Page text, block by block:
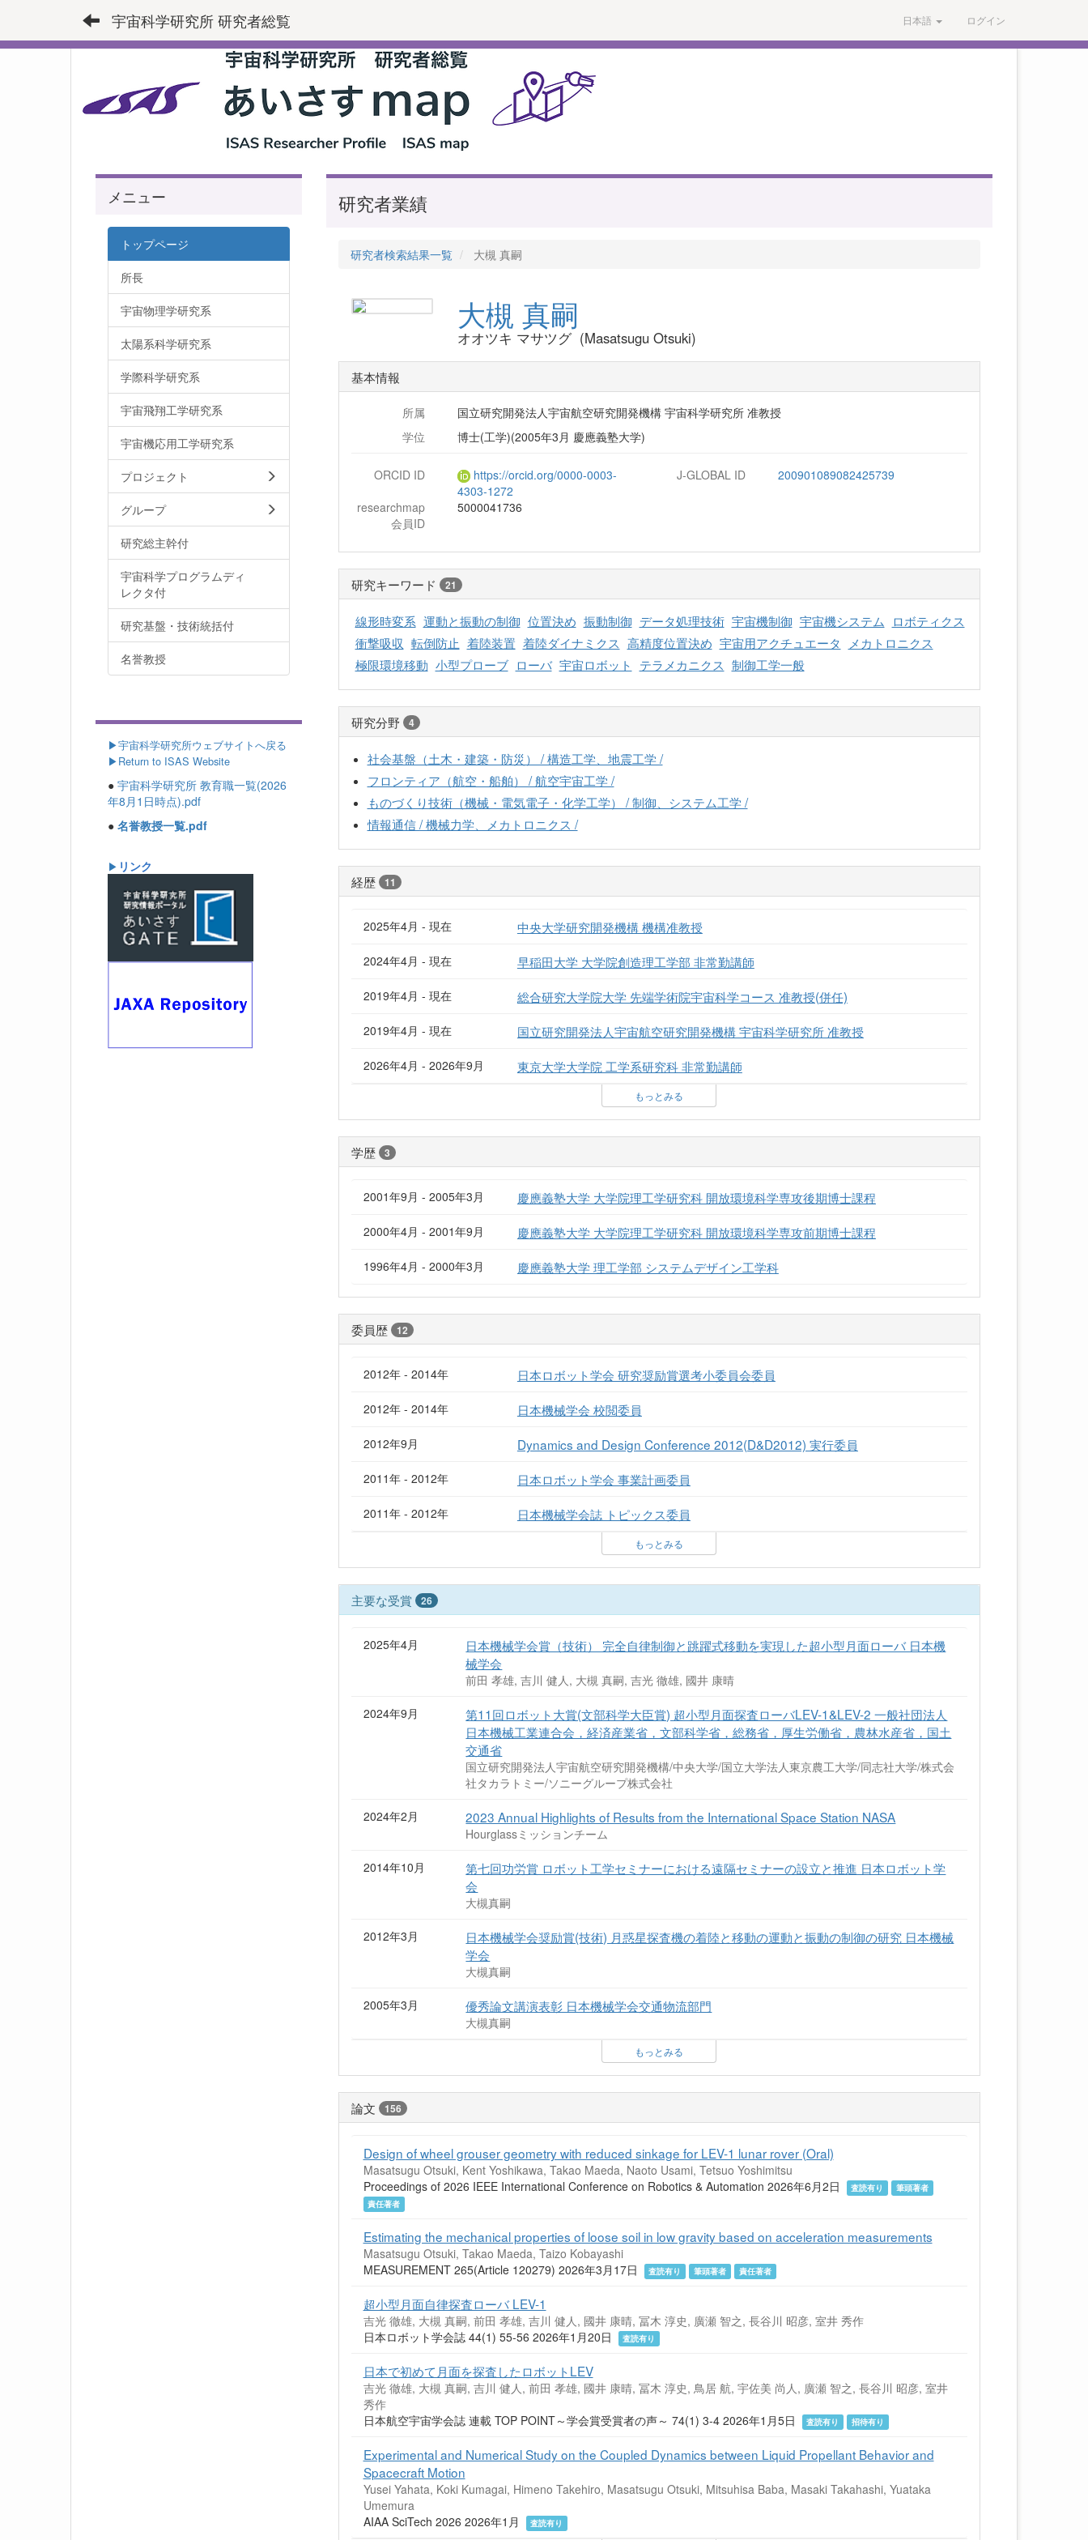
宇宙科学研究所 研究者総覧 日本語 ログイン
研究者業績
研究者検索結果一覧 大槻 真嗣
大槻 真嗣
オオツキ マサツグ (Masatsugu Otsuki)
基本情報
所属
国立研究開発法人宇宙航空研究開発機構 宇宙科学研究所 准教授
学位
博士(工学)(2005年3月 慶應義塾大学)
ORCID ID
https://orcid.org/0000-0003-
4303-1272
J-GLOBAL ID 200901089082425739
researchmap
会員ID
5000041736
研究キーワード 21
線形時変系 運動と振動の制御 位置決め 振動制御 データ処理技術 宇宙機制御 宇宙機システム ロボティクス
衝撃吸収 転倒防止 着陸装置 着陸ダイナミクス 高精度位置決め 宇宙用アクチュエータ
メカトロニクス
極限環境移動 小型プローブ ローバ 宇宙ロボット テラメカニクス 制御工学一般
研究分野 4
社会基盤（土木・建築・防災） / 構造工学、地震工学 /
フロンティア（航空・船舶） / 航空宇宙工学 /
ものづくり技術（機械・電気電子・化学工学） / 制御、システム工学 /
情報通信 / 機械力学、メカトロニクス /
経歴 11
2025年4月 - 現在 中央大学研究開発機構 機構准教授
2024年4月 - 現在 早稲田大学 大学院創造理工学部 非常勤講師
2019年4月 - 現在 総合研究大学院大学 先端学術院宇宙科学コース 准教授(併任)
2019年4月 - 現在 国立研究開発法人宇宙航空研究開発機構 宇宙科学研究所 准教授
2026年4月 - 2026年9月 東京大学大学院 工学系研究科 非常勤講師
もっとみる
学歴 3
2001年9月 - 2005年3月 慶應義塾大学 大学院理工学研究科 開放環境科学専攻後期博士課程
2000年4月 - 2001年9月 慶應義塾大学 大学院理工学研究科 開放環境科学専攻前期博士課程
1996年4月 - 2000年3月 慶應義塾大学 理工学部 システムデザイン工学科
委員歴 12
2012年 - 2014年 日本ロボット学会 研究奨励賞選考小委員会委員
2012年 - 2014年 日本機械学会 校閲委員
2012年9月 Dynamics and Design Conference 2012(D&D2012) 実行委員
2011年 - 2012年 日本ロボット学会 事業計画委員
2011年 - 2012年 日本機械学会誌 トピックス委員
もっとみる
主要な受賞 26
2025年4月
日本機械学会賞（技術） 完全自律制御と跳躍式移動を実現した超小型月面ローバ 日本機
械学会
前田 孝雄, 吉川 健人, 大槻 真嗣, 吉光 徹雄, 國井 康晴
2024年9月
第11回ロボット大賞(文部科学大臣賞) 超小型月面探査ローバLEV-1&LEV-2 一般社団法人
日本機械工業連合会，経済産業省，文部科学省，総務省，厚生労働省，農林水産省，国土
交通省
国立研究開発法人宇宙航空研究開発機構/中央大学/国立大学法人東京農工大学/同志社大学/株式会
社タカラトミー/ソニーグループ株式会社
2024年2月 2023 Annual Highlights of Results from the International Space Station NASA
Hourglassミッションチーム
2014年10月
第七回功労賞 ロボット工学セミナーにおける遠隔セミナーの設立と推進 日本ロボット学
会
大槻真嗣
2012年3月
日本機械学会奨励賞(技術) 月惑星探査機の着陸と移動の運動と振動の制御の研究 日本機械
学会
大槻真嗣
2005年3月 優秀論文講演表彰 日本機械学会交通物流部門
大槻真嗣
もっとみる
論文 156
Design of wheel grouser geometry with reduced sinkage for LEV-1 lunar rover (Oral)
Masatsugu Otsuki, Kent Yoshikawa, Takao Maeda, Naoto Usami, Tetsuo Yoshimitsu
Proceedings of 2026 IEEE International Conference on Robotics & Automation 2026年6月2日
査読有り
筆頭著者
責任著者
Estimating the mechanical properties of loose soil in low gravity based on acceleration measurements
Masatsugu Otsuki, Takao Maeda, Taizo Kobayashi
MEASUREMENT 265(Article 120279) 2026年3月17日
査読有り 筆頭著者 責任著者
超小型月面自律探査ローバ LEV-1
吉光 徹雄, 大槻 真嗣, 前田 孝雄, 吉川 健人, 國井 康晴, 冨木 淳史, 廣瀬 智之, 長谷川 昭彦, 室井 秀作
日本ロボット学会誌 44(1) 55-56 2026年1月20日
査読有り
日本で初めて月面を探査したロボットLEV
吉光 徹雄, 大槻 真嗣, 吉川 健人, 前田 孝雄, 國井 康晴, 冨木 淳史, 鳥居 航, 宇佐美 尚人, 廣瀬 智之, 長谷川 昭彦, 室井
秀作
日本航空宇宙学会誌 連載 TOP POINT～学会賞受賞者の声～ 74(1) 3-4 2026年1月5日
査読有り 招待有り
Experimental and Numerical Study on the Coupled Dynamics between Liquid Propellant Behavior and
Spacecraft Motion
Yusei Yahata, Koki Kumagai, Himeno Takehiro, Masatsugu Otsuki, Mitsuhisa Baba, Masaki Takahashi, Yuataka
Umemura
AIAA SciTech 2026 2026年1月
査読有り
メニュー
トップページ
所長
宇宙物理学研究系
太陽系科学研究系
学際科学研究系
宇宙飛翔工学研究系
宇宙機応用工学研究系
プロジェクト
グループ
研究総主幹付
宇宙科学プログラムディ
レクタ付
研究基盤・技術統括付
名誉教授
▶宇宙科学研究所ウェブサイトへ戻る
▶Return to ISAS Website
● 宇宙科学研究所 教育職一覧(2026
年8月1日時点).pdf
● 名誉教授一覧.pdf
▶ リンク